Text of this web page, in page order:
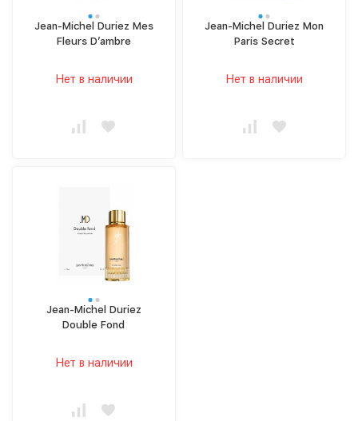
Jean-Michel Duriez Mes
Fleurs D’ambre
Нет в наличии
Jean-Michel Duriez Mon
Paris Secret
Нет в наличии
Jean-Michel Duriez
Double Fond
Нет в наличии